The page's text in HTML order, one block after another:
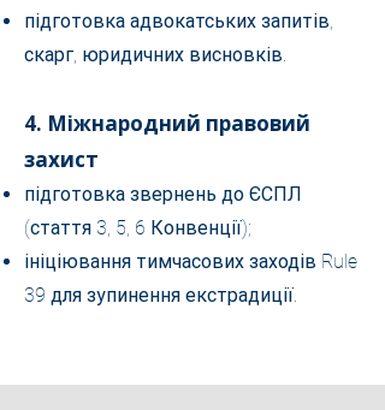
підготовка адвокатських запитів,
скарг, юридичних висновків.
4. Міжнародний правовий
захист
підготовка звернень до ЄСПЛ
(стаття 3, 5, 6 Конвенції);
ініціювання тимчасових заходів Rule
39 для зупинення екстрадиції.